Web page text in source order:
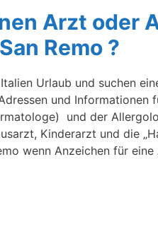
Arzt oder
Remo ?
Urlaub und suchen
und
und der
Kinderarzt und die
wenn Anzeichen für